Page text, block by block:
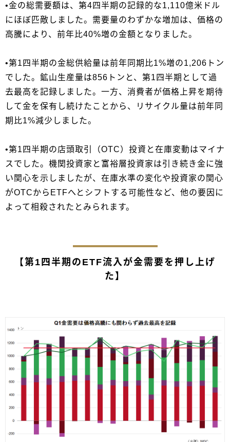
•金の総需要額は、第4四半期の記録的な1,110億米ドル
にほぼ匹敵しました。需要量のわずかな増加は、価格の
高騰により、前年比40%増の金額となりました。
•第1四半期の金総供給量は前年同期比1%増の1,206トン
でした。鉱山生産量は856トンと、第1四半期として過
去最高を記録しました。一方、消費者が価格上昇を期待
して金を保有し続けたことから、リサイクル量は前年同
期比1%減少しました。
•第1四半期の店頭取引（OTC）投資と在庫変動はマイナ
スでした。機関投資家と富裕層投資家は引き続き金に強
い関心を示しましたが、在庫水準の変化や投資家の関心
がOTCからETFへとシフトする可能性など、他の要因に
よって相殺されたとみられます。
【第1四半期のETF流入が金需要を押し上げ
た】